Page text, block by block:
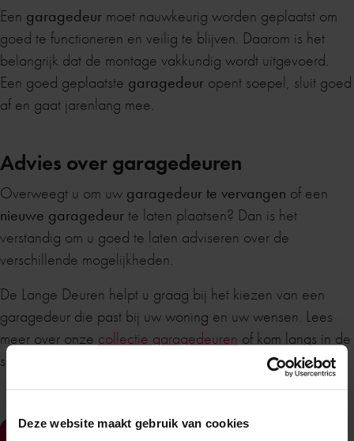
Deze website maakt gebruik van cookies
Een garagedeur moet nauwkeurig worden geplaatst om
goed te functioneren en veilig te blijven. Daarom is het
belangrijk dat de montage vakkundig wordt uitgevoerd.
Een goed geplaatste garagedeur opent soepel, sluit goed
af en gaat jarenlang mee.
Advies over garagedeuren
Overweegt u om uw garagedeur te vervangen of een
nieuwe garagedeur te laten plaatsen? Dan is het
verstandig om u goed te laten adviseren over de
verschillende mogelijkheden.
De Lange Deuren helpt u graag bij het kiezen van een
garagedeur die past bij uw woning en uw wensen. Lees
meer over onze collectie garagedeuren of kom langs in de
showroom!